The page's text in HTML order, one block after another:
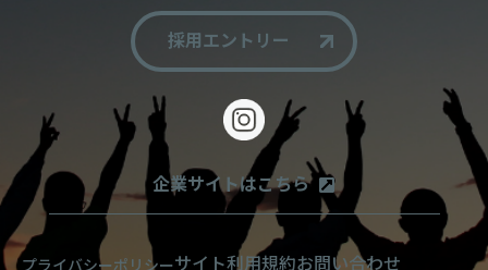
採用エントリー
企業サイトはこちら
プライバシーポリシーサイト利用規約お問い合わせ